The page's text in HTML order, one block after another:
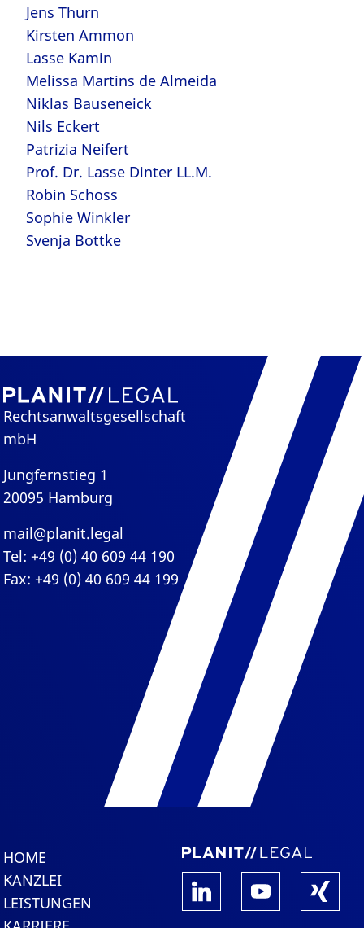
Jens Thurn
Kirsten Ammon
Lasse Kamin
Melissa Martins de Almeida
Niklas Bauseneick
Nils Eckert
Patrizia Neifert
Prof. Dr. Lasse Dinter LL.M.
Robin Schoss
Sophie Winkler
Svenja Bottke
Rechtsanwaltsgesellschaft
mbH
Jungfernstieg 1
20095 Hamburg
mail@planit.legal
Tel: +49 (0) 40 609 44 190
Fax: +49 (0) 40 609 44 199
HOME
KANZLEI
LEISTUNGEN